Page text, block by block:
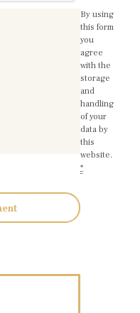
By using
this form
you
agree
with the
storage
and
handling
of your
data by
this
website.
*